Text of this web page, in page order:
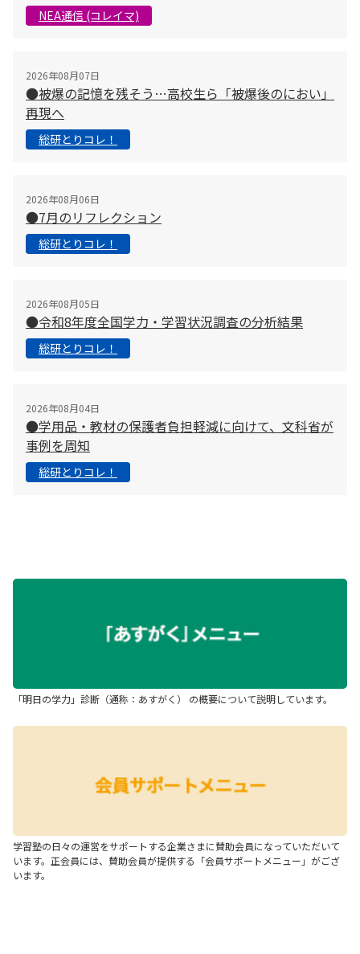
NEA通信 (コレイマ)
2026年08月07日
●被爆の記憶を残そう…高校生ら「被爆後のにおい」
再現へ
総研とりコレ！
2026年08月06日
●7月のリフレクション
総研とりコレ！
2026年08月05日
●令和8年度全国学力・学習状況調査の分析結果
総研とりコレ！
2026年08月04日
●学用品・教材の保護者負担軽減に向けて、文科省が
事例を周知
総研とりコレ！
「明日の学力」診断（通称：あすがく） の概要について説明しています。
学習塾の日々の運営をサポートする企業さまに賛助会員になっていただいて
います。正会員には、賛助会員が提供する「会員サポートメニュー」がござ
います。